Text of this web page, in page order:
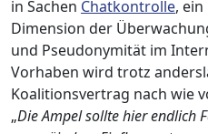
in Sachen Chatkontrolle, ein
Dimension der
und Pseudonymität im
Vorhaben wird trotz
Koalitionsvertrag nach wie
„Die Ampel sollte hier endlich